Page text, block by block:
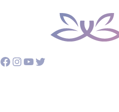
Facebook
Instagram
YouTube
Twitter